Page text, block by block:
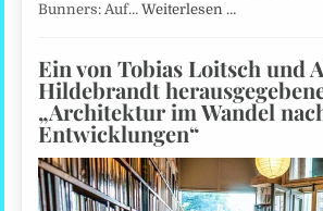
Bunners: Auf…Weiterlesen …
Ein von Tobias Loitsch und
Hildebrandt
„Architektur im Wandel
Entwicklungen“